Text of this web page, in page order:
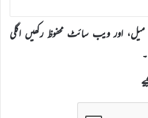
اور ویب سائٹ محفوظ رکھیں اگلی